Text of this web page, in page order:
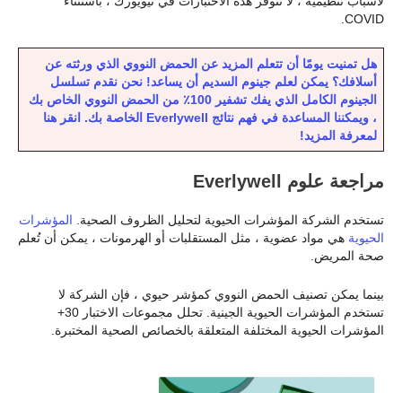
COVID.
هل تمنيت يومًا أن تتعلم المزيد عن الحمض النووي الذي ورثته عن
أسلافك؟ يمكن لعلم جينوم السديم أن يساعد! نحن نقدم تسلسل
الجينوم الكامل الذي يفك تشفير 100٪ من الحمض النووي الخاص بك
، ويمكننا المساعدة في فهم نتائج Everlywell الخاصة بك. انقر هنا
لمعرفة المزيد!
مراجعة علوم Everlywell
تستخدم الشركة المؤشرات الحيوية لتحليل الظروف الصحية. المؤشرات
الحيوية هي مواد عضوية ، مثل المستقلبات أو الهرمونات ، يمكن أن تُعلم
صحة المريض.
بينما يمكن تصنيف الحمض النووي كمؤشر حيوي ، فإن الشركة لا
تستخدم المؤشرات الحيوية الجينية. تحلل مجموعات الاختبار 30+
المؤشرات الحيوية المختلفة المتعلقة بالخصائص الصحية المختبرة.